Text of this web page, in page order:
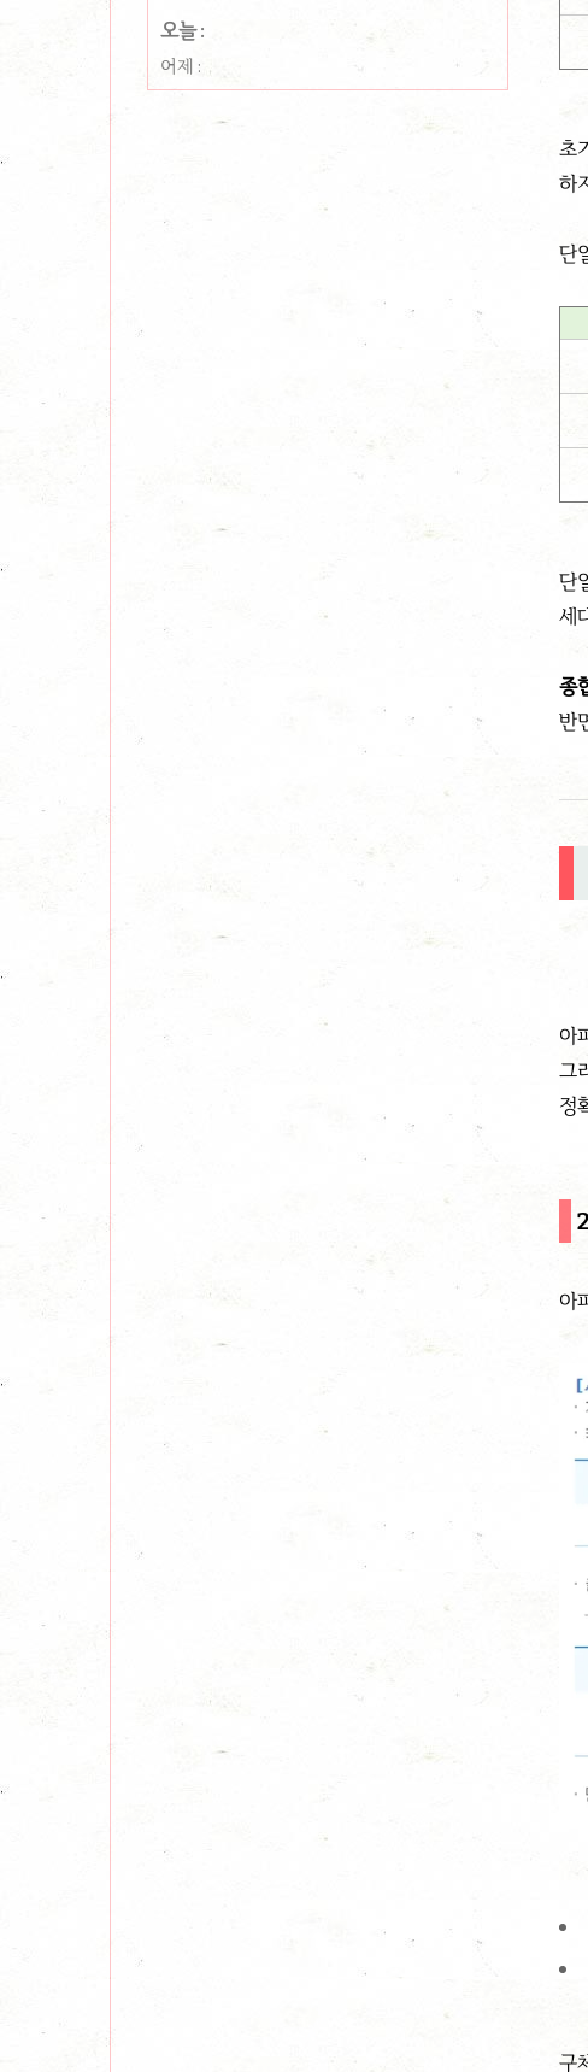
오늘 :
어제 :
초
하
단
단
세
종
반
아
그
정
아
구